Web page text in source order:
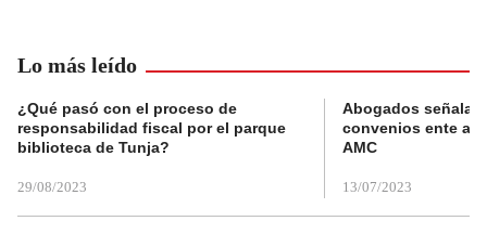
Lo más leído
¿Qué pasó con el proceso de
responsabilidad fiscal por el parque
biblioteca de Tunja?
29/08/2023
Abogados
convenios ente
AMC
13/07/2023